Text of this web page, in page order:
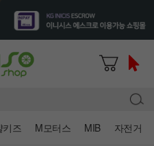
키즈 M모터스 MIB 자전거